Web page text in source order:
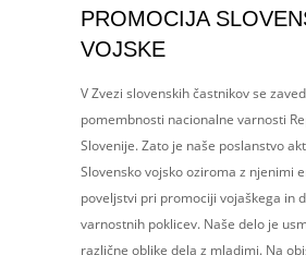
PROMOCIJA
VOJSKE
V Zvezi slovenskih častnikov se
pomembnosti nacionalne varnosti
Slovenije. Zato je naše poslanstvo
Slovensko vojsko oziroma z njenimi
poveljstvi pri promociji vojaškega in
varnostnih poklicev. Naše delo je
različne oblike dela z mladimi. Na